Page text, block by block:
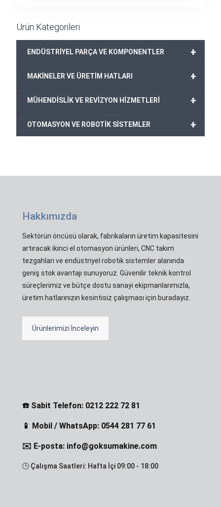
Ürün Kategorileri
+
ENDÜSTRİYEL PARÇA VE KOMPONENTLER
+
MAKİNELER VE ÜRETİM HATLARI
+
MÜHENDİSLİK VE REVİZYON HİZMETLERİ
+
OTOMASYON VE ROBOTİK SİSTEMLER
Hakkımızda
Sektörün öncüsü olarak, fabrikaların üretim kapasitesini
artıracak ikinci el otomasyon ürünleri, CNC takım
tezgahları ve endüstriyel robotik sistemler alanında
geniş stok avantajı sunuyoruz. Güvenilir teknik kontrol
süreçlerimiz ve bütçe dostu sanayi ekipmanlarımızla,
üretim hatlarınızın kesintisiz çalışması için buradayız.
Ürünlerimizi İnceleyin
☎️ Sabit Telefon: 0212 222 72 81
📱 Mobil / WhatsApp: 0544 281 77 61
✉️ E-posta: info@goksumakine.com
🕒 Çalışma Saatleri: Hafta İçi 09:00 - 18:00